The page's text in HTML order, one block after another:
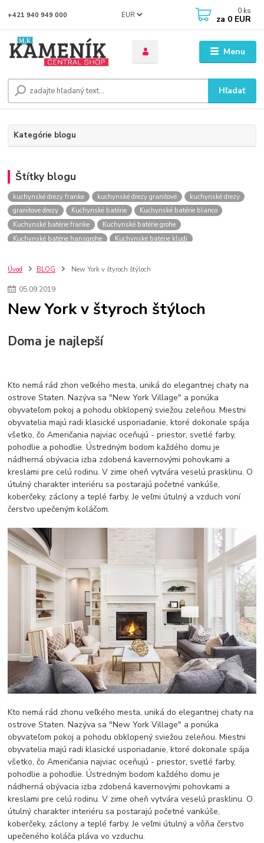
Menu
EUR
Hľadať
+421 940 949 000 0 ks
za 0 EUR
Kategórie blogu
Štítky blogu
kuchynské drezy franke kuchynské drezy granitové
kuchynské drezy
granitove drezy
Kuchynské batérie
Kuchynské batérie blanco
Kuchynské batérie franke
Kuchynské batérie grohe
Kuchynské batérie hansgrohe
Kuchynské batérie kludi
kuchynské batérie sagittarius
kuchynské batérie
kuchynské drezy sety
kúpelňové batérie
vodovodné batérie do kúpelne kuchynske
vodovodné batérie blanco
vodovodné batérie do steny
Zápustné umývadlá
sprchový záves
vodovodná batéria
čierna kúpelňová batéria
vaňa retro
voľne stojaca vaňa
retro kúpeľne
Nákup tovaru pre firmy bez DPH
Bez DPH
Ako znížiť náklady
Ako znížiť náklady na firmu
szco nakup bez dph
szco nakup bez dph nakupovanie na firmu bez dph
nákup bez dph v eu ň
Úvod BLOG New York v štyroch štýloch
05.09.2019
New York v štyroch štýloch
Doma je najlepší
Kto nemá rád zhon veľkého mesta, uniká do elegantnej chaty na
ostrove Staten. Nazýva sa "New York Village" a ponúka
obyvateľom pokoj a pohodu obklopený sviežou zeleňou. Miestni
obyvatelia majú radi klasické usporiadanie, ktoré dokonale spája
všetko, čo Američania najviac oceňujú - priestor, svetlé farby,
pohodlie a pohodlie. Ústredným bodom každého domu je
nádherná obývacia izba zdobená kavernovými pohovkami a
kreslami pre celú rodinu. V zime oheň vytvára veselú prasklinu. O
útulný charakter interiéru sa postarajú početné vankúše,
koberčeky, záclony a teplé farby. Je veľmi útulný a vzduch voní
čerstvo upečeným koláčom.
Kto nemá rád zhonu veľkého mesta, uniká do elegantnej chaty na
ostrove Staten. Nazýva sa "New York Village" a ponúka
obyvateľom pokoj a pohodu obklopený sviežou zeleňou. Miestni
obyvatelia majú radi klasické usporiadanie, ktoré dokonale spája
všetko, čo Američania najviac oceňujú - priestor, svetlé farby,
pohodlie a pohodlie. Ústredným bodom každého domu je
nádherná obývacia izba zdobená kavernovými pohovkami a
kreslami pre celú rodinu. V zime oheň vytvára veselú prasklinu. O
útulný charakter interiéru sa postarajú početné vankúše,
koberčeky, záclony a teplé farby. Je veľmi útulný a vôňa čerstvo
upečeného koláča pláva vo vzduchu.